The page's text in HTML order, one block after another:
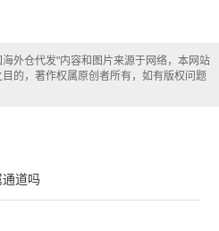
外仓代发"内容和图片来源于网络，本网站
的，著作权属原创者所有，如有版权问题
道吗